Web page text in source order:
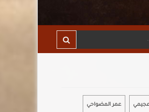
عمر المضواحي